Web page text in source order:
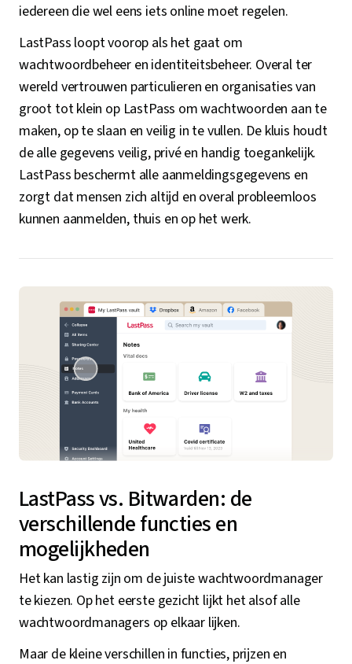
iedereen die wel eens iets online moet regelen.
LastPass loopt voorop als het gaat om
wachtwoordbeheer en identiteitsbeheer. Overal ter
wereld vertrouwen particulieren en organisaties van
groot tot klein op LastPass om wachtwoorden aan te
maken, op te slaan en veilig in te vullen. De kluis houdt
de alle gegevens veilig, privé en handig toegankelijk.
LastPass beschermt alle aanmeldingsgegevens en
zorgt dat mensen zich altijd en overal probleemloos
kunnen aanmelden, thuis en op het werk.
LastPass vs. Bitwarden: de
verschillende functies en
mogelijkheden
Het kan lastig zijn om de juiste wachtwoordmanager
te kiezen. Op het eerste gezicht lijkt het alsof alle
wachtwoordmanagers op elkaar lijken.
Maar de kleine verschillen in functies, prijzen en